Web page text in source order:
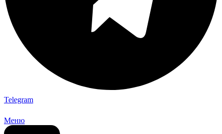
Telegram
Меню